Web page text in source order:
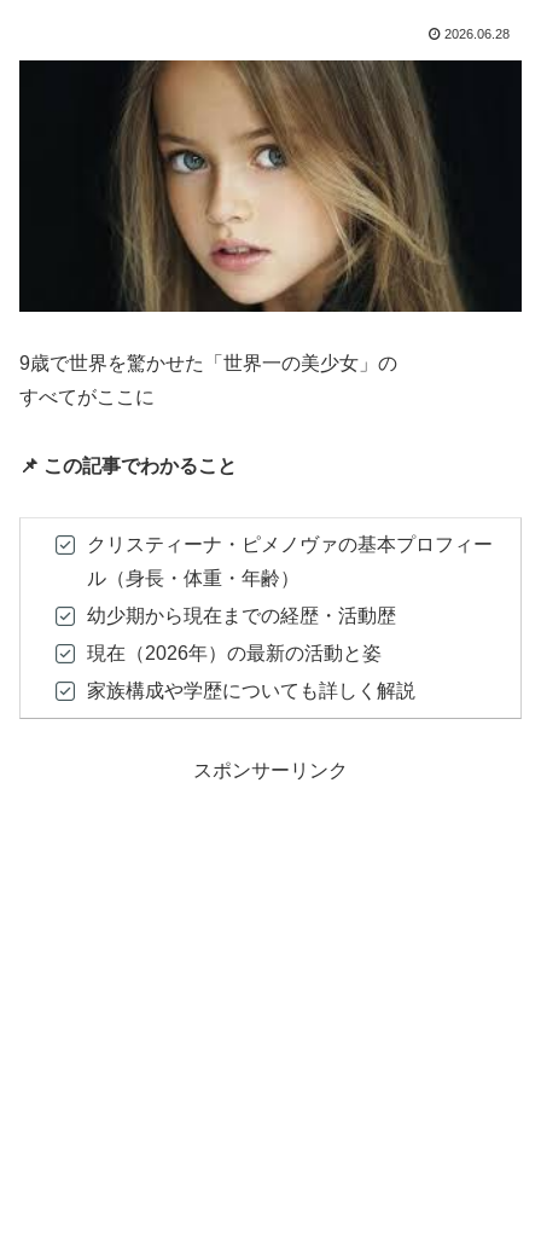
2026.06.28
9歳で世界を驚かせた「世界一の美少女」の
すべてがここに
📌 この記事でわかること
クリスティーナ・ピメノヴァの基本プロフィー
ル（身長・体重・年齢）
幼少期から現在までの経歴・活動歴
現在（2026年）の最新の活動と姿
家族構成や学歴についても詳しく解説
スポンサーリンク